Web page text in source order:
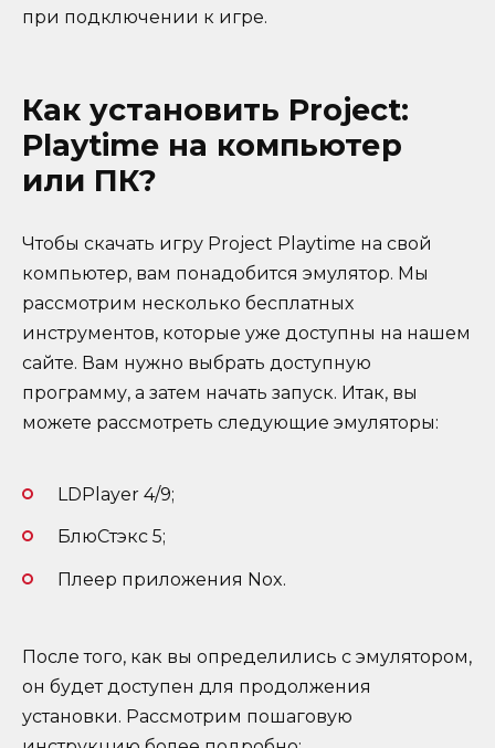
при подключении к игре.
Как установить Project:
Playtime на компьютер
или ПК?
Чтобы скачать игру Project Playtime на свой
компьютер, вам понадобится эмулятор. Мы
рассмотрим несколько бесплатных
инструментов, которые уже доступны на нашем
сайте. Вам нужно выбрать доступную
программу, а затем начать запуск. Итак, вы
можете рассмотреть следующие эмуляторы:
LDPlayer 4/9;
БлюСтэкс 5;
Плеер приложения Nox.
После того, как вы определились с эмулятором,
он будет доступен для продолжения
установки. Рассмотрим пошаговую